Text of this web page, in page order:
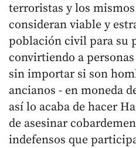
terroristas y los
consideran viable y
población civil para su
convirtiendo a
sin importar si son
ancianos - en moneda
así lo acaba de hacer
de asesinar
indefensos que